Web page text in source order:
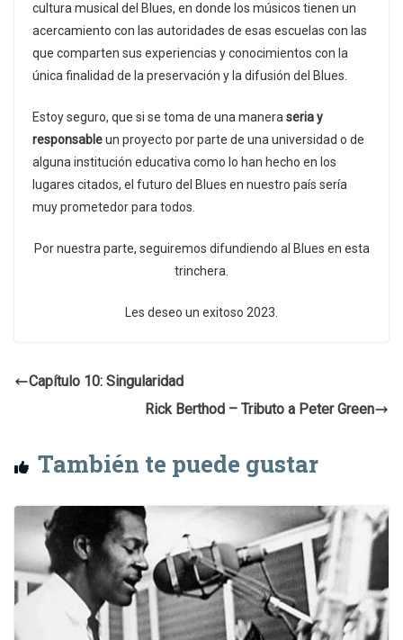
cultura musical del Blues, en donde los músicos tienen un
acercamiento con las autoridades de esas escuelas con las
que comparten sus experiencias y conocimientos con la
única finalidad de la preservación y la difusión del Blues.
Estoy seguro, que si se toma de una manera seria y
responsableun proyecto por parte de una universidad o de
alguna institución educativa como lo han hecho en los
lugares citados, el futuro del Blues en nuestro país sería
muy prometedor para todos.
Por nuestra parte, seguiremos difundiendo al Blues en esta
trinchera.
Les deseo un exitoso 2023.
Capítulo 10: Singularidad
Rick Berthod – Tributo a Peter Green
También te puede gustar